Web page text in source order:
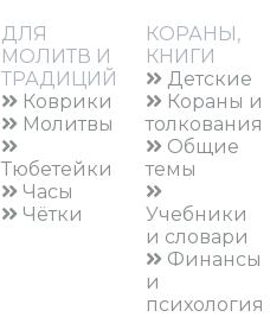
ДЛЯ
МОЛИТВ И
ТРАДИЦИЙ
Коврики
Молитвы
Тюбетейки
Часы
Чётки
КОРАНЫ,
КНИГИ
Детские
Кораны и
толкования
Общие
темы
Учебники
и словари
Финансы
и
психология